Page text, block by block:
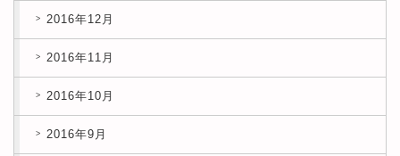
2016年12月
2016年11月
2016年10月
2016年9月